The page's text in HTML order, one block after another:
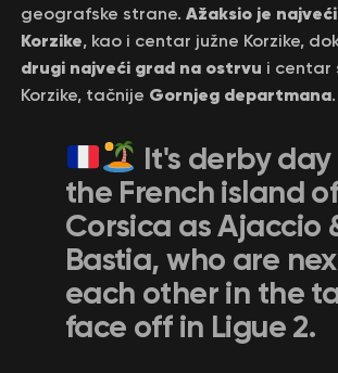
geografske strane. Ažaksio je
Korzike, kao i centar južne Korzike,
drugi najveći grad na ostrvu i centar
Korzike, tačnije Gornjeg departmana.
It's derby
the French island
Corsica as Ajaccio
Bastia, who are
each other in the
face off in Ligue 2.